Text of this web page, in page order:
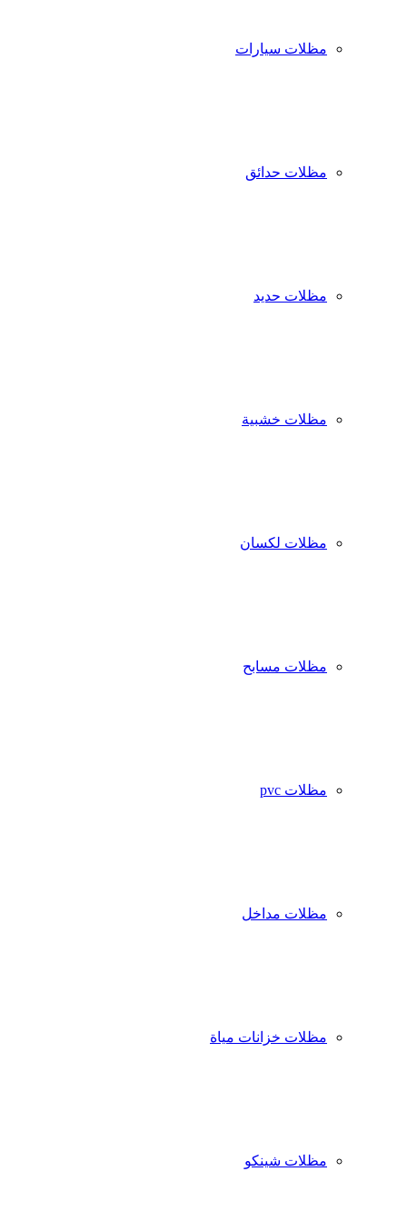
مظلات سيارات
مظلات حدائق
مظلات حديد
مظلات خشبية
مظلات لكسان
مظلات مسابح
مظلات pvc
مظلات مداخل
مظلات خزانات مياة
مظلات شينكو